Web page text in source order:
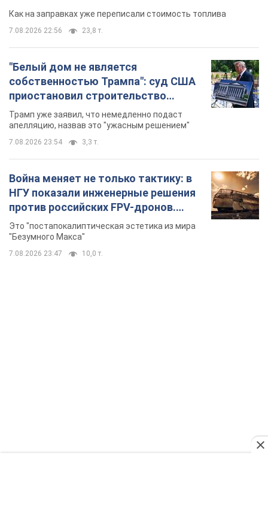
Как на заправках уже переписали стоимость топлива
7.08.2026 22:56 23,8 т.
"Белый дом не является
собственностью Трампа": суд США
приостановил строительство
бального зала стоимостью 400 млн
долларов
Трамп уже заявил, что немедленно подаст
апелляцию, назвав это "ужасным решением"
7.08.2026 23:54 3,3 т.
Война меняет не только тактику: в
НГУ показали инженерные решения
против российских FPV-дронов.
Фото
Это "постапокалиптическая эстетика из мира
"Безумного Макса"
7.08.2026 23:47 10,0 т.